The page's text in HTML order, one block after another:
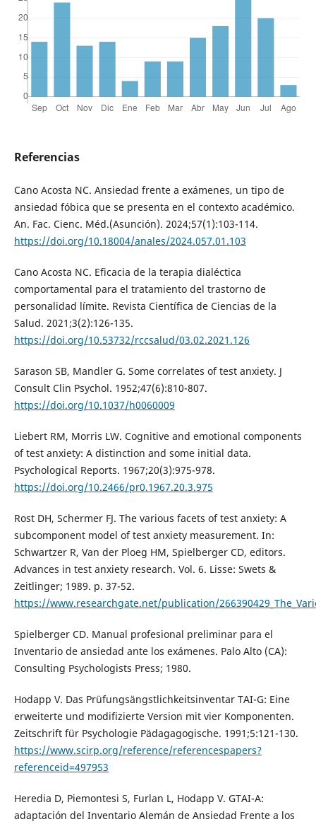
Referencias
Cano Acosta NC. Ansiedad frente a exámenes, un tipo de
ansiedad fóbica que se presenta en el contexto académico.
An. Fac. Cienc. Méd.(Asunción). 2024;57(1):103-114.
https://doi.org/10.18004/anales/2024.057.01.103
Cano Acosta NC. Eficacia de la terapia dialéctica
comportamental para el tratamiento del trastorno de
personalidad límite. Revista Científica de Ciencias de la
Salud. 2021;3(2):126-135.
https://doi.org/10.53732/rccsalud/03.02.2021.126
Sarason SB, Mandler G. Some correlates of test anxiety. J
Consult Clin Psychol. 1952;47(6):810-807.
https://doi.org/10.1037/h0060009
Liebert RM, Morris LW. Cognitive and emotional components
of test anxiety: A distinction and some initial data.
Psychological Reports. 1967;20(3):975-978.
https://doi.org/10.2466/pr0.1967.20.3.975
Rost DH, Schermer FJ. The various facets of test anxiety: A
subcomponent model of test anxiety measurement. In:
Schwartzer R, Van der Ploeg HM, Spielberger CD, editors.
Advances in test anxiety research. Vol. 6. Lisse: Swets &
Zeitlinger; 1989. p. 37-52.
https://www.researchgate.net/publication/
Spielberger CD. Manual profesional preliminar para el
Inventario de ansiedad ante los exámenes. Palo Alto (CA):
Consulting Psychologists Press; 1980.
Hodapp V. Das Prüfungsängstlichkeitsinventar TAI-G: Eine
erweiterte und modifizierte Version mit vier Komponenten.
Zeitschrift für Psychologie Pädagagogische. 1991;5:121-130.
https://www.scirp.org/reference/referencespapers?
referenceid=497953
Heredia D, Piemontesi S, Furlan L, Hodapp V. GTAI-A:
adaptación del Inventario Alemán de Ansiedad Frente a los